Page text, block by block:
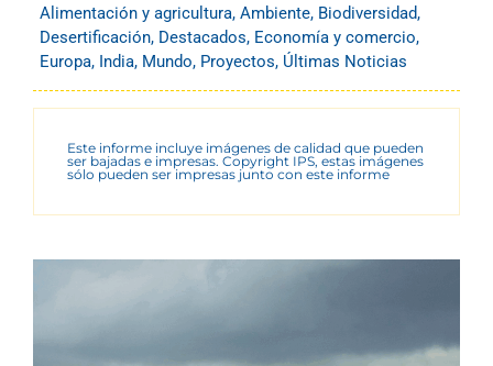
Alimentación y agricultura, Ambiente, Biodiversidad,
Desertificación, Destacados, Economía y comercio,
Europa, India, Mundo, Proyectos, Últimas Noticias
Este informe incluye imágenes de calidad que pueden
ser bajadas e impresas. Copyright IPS, estas imágenes
sólo pueden ser impresas junto con este informe